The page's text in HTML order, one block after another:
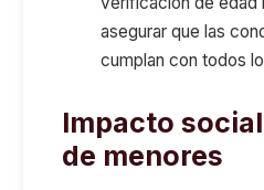
asegurar que las
cumplan con todos
Impacto
de menores